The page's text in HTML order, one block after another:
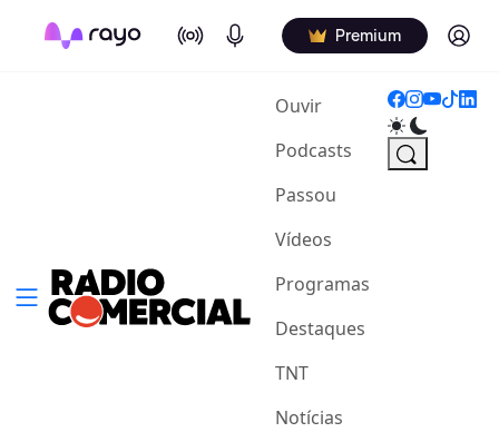
On Air Podcasts Premium Log in
Ouvir(current)
Podcasts
Passou
Vídeos
Programas
Destaques
TNT
Notícias